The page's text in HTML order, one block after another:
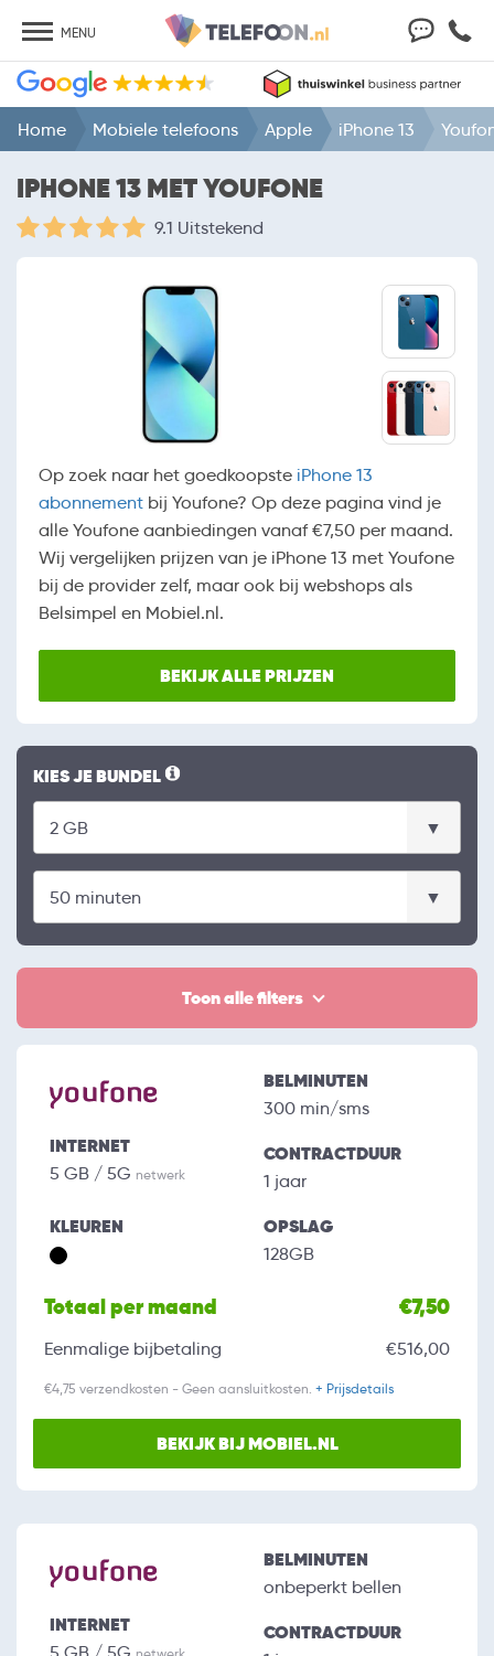
MENU
Home Mobiele telefoons Apple iPhone 13
IPHONE 13 MET YOUFONE
9.1 Uitstekend
Op zoek naar het goedkoopste iPhone 13
abonnement bij Youfone? Op deze pagina vind je
alle Youfone aanbiedingen vanaf €7,50 per maand.
Wij vergelijken prijzen van je iPhone 13 met Youfone
bij de provider zelf, maar ook bij webshops als
Belsimpel en Mobiel.nl.
BEKIJK ALLE PRIJZEN
KIES JE BUNDEL
Toon alle filters
INTERNET
5 GB / 5G netwerk
BELMINUTEN
300 min/sms
CONTRACTDUUR
1 jaar
KLEUREN OPSLAG
128GB
Totaal per maand €7,50
Eenmalige bijbetaling €516,00
€4,75 verzendkosten - Geen aansluitkosten. + Prijsdetails
BEKIJK BIJ MOBIEL.NL
INTERNET
BELMINUTEN
onbeperkt bellen
CONTRACTDUUR